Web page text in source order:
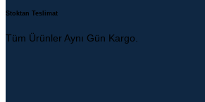
Stoktan Teslimat
Tüm Ürünler Aynı Gün Kargo.